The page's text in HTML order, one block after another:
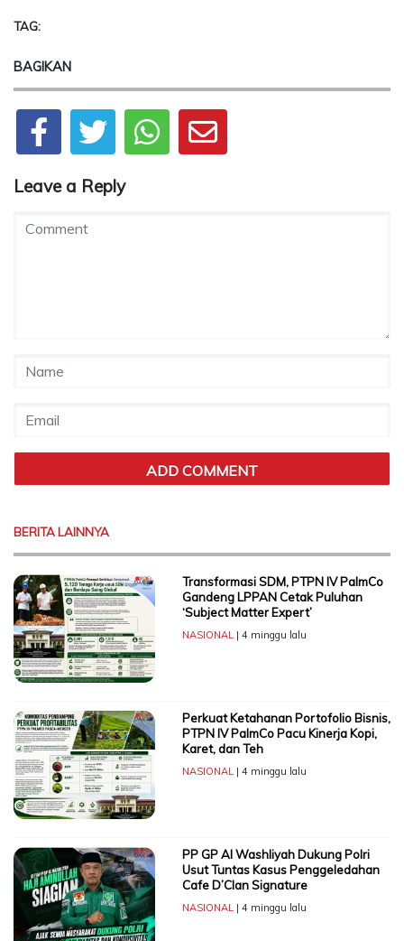
TAG:
BAGIKAN
Leave a Reply
BERITA LAINNYA
Transformasi SDM, PTPN IV PalmCo
Gandeng LPPAN Cetak Puluhan
‘Subject Matter Expert’
NASIONAL | 4 minggu lalu
Perkuat Ketahanan Portofolio Bisnis,
PTPN IV PalmCo Pacu Kinerja Kopi,
Karet, dan Teh
NASIONAL | 4 minggu lalu
PP GP Al Washliyah Dukung Polri
Usut Tuntas Kasus Penggeledahan
Cafe D’Clan Signature
NASIONAL | 4 minggu lalu